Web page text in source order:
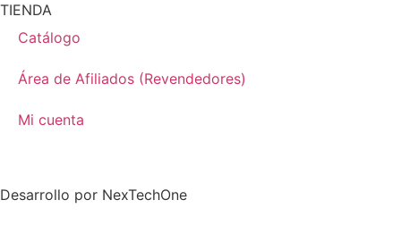
TIENDA
Catálogo
Área de Afiliados (Revendedores)
Mi cuenta
Desarrollo por NexTechOne